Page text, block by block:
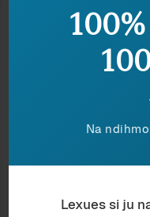
100%
Na
Lexues si ju